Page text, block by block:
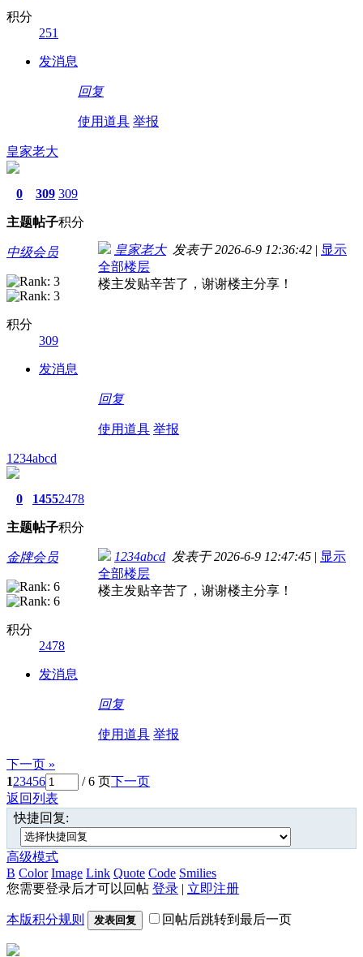
积分
251
发消息
回复
使用道具 举报
皇家老大
0
主题
309
帖子
309
积分
中级会员
积分
309
发消息
皇家老大发表于 2026-6-9 12:36:42 | 显示
全部楼层
楼主发贴辛苦了，谢谢楼主分享！
回复
使用道具 举报
1234abcd
0
主题
1455
帖子
2478
积分
金牌会员
积分
2478
发消息
1234abcd 发表于 2026-6-9 12:47:45 | 显示
全部楼层
楼主发贴辛苦了，谢谢楼主分享！
回复
使用道具 举报
下一页 »
123456 / 6 页下一页
返回列表
快捷回复:
高级模式
B Color Image Link Quote Code Smilies
您需要登录后才可以回帖 登录 | 立即注册
本版积分规则 发表回复 回帖后跳转到最后一页